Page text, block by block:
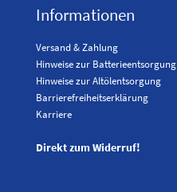
Informationen
Versand & Zahlung
Hinweise zur Batterieentsorgung
Hinweise zur Altölentsorgung
Barrierefreiheitserklärung
Karriere
Direkt zum Widerruf!